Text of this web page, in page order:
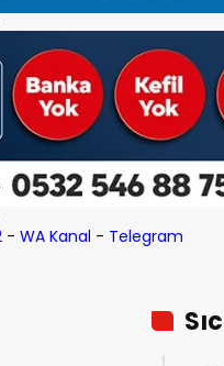
- WA Kanal - Telegram